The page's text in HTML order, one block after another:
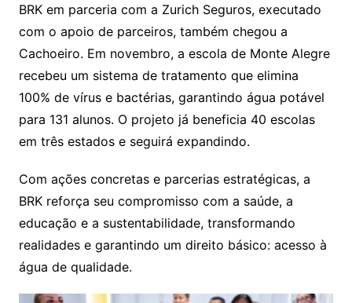
BRK em parceria com a Zurich Seguros, executado
com o apoio de parceiros, também chegou a
Cachoeiro. Em novembro, a escola de Monte Alegre
recebeu um sistema de tratamento que elimina
100% de vírus e bactérias, garantindo água potável
para 131 alunos. O projeto já beneficia 40 escolas
em três estados e seguirá expandindo.
Com ações concretas e parcerias estratégicas, a
BRK reforça seu compromisso com a saúde, a
educação e a sustentabilidade, transformando
realidades e garantindo um direito básico: acesso à
água de qualidade.